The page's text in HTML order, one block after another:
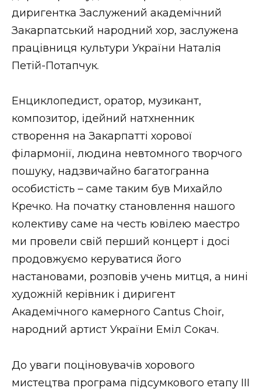
диригентка Заслужений академічний
Закарпатський народний хор, заслужена
працівниця культури України Наталія
Петій-Потапчук.
Енциклопедист, оратор, музикант,
композитор, ідейний натхненник
створення на Закарпатті хорової
філармонії, людина невтомного творчого
пошуку, надзвичайно багатогранна
особистість – саме таким був Михайло
Кречко. На початку становлення нашого
колективу саме на честь ювілею маестро
ми провели свій перший концерт і досі
продовжуємо керуватися його
настановами, розповів учень митця, а нині
художній керівник і диригент
Академічного камерного Cantus Choir,
народний артист України Еміл Сокач.
До уваги поціновувачів хорового
мистецтва програма підсумкового етапу III